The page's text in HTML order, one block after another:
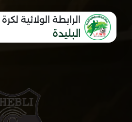
الرابطة الولائية
البليدة